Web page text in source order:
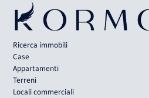
Ricerca immobili
Case
Appartamenti
Terreni
Locali commerciali